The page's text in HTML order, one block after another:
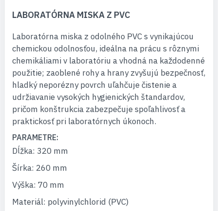
LABORATÓRNA MISKA Z PVC
Laboratórna miska z odolného PVC s vynikajúcou
chemickou odolnosťou, ideálna na prácu s rôznymi
chemikáliami v laboratóriu a vhodná na každodenné
použitie; zaoblené rohy a hrany zvyšujú bezpečnosť,
hladký neporézny povrch uľahčuje čistenie a
udržiavanie vysokých hygienických štandardov,
pričom konštrukcia zabezpečuje spoľahlivosť a
praktickosť pri laboratórnych úkonoch.
PARAMETRE:
Dĺžka: 320 mm
Šírka: 260 mm
Výška: 70 mm
Materiál: polyvinylchlorid (PVC)